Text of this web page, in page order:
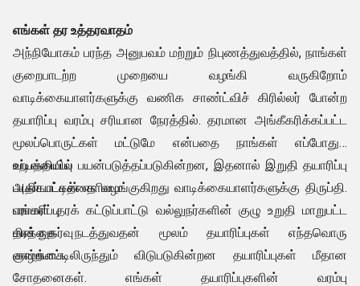
எங்கள் தர உத்தரவாதம்
அந்நியோகம் பரந்த அனுபவம் மற்றும் நிபுணத்துவத்தில், நாங்கள்
குறைபாடற்ற முறையை வழங்கி வருகிறோம்
வாடிக்கையாளர்களுக்கு வணிக சாண்ட்விச் கிரில்லர் போன்ற
தயாரிப்பு வரம்பு சரியான நேரத்தில். தரமான அங்கீகரிக்கப்பட்ட
மூலப்பொருட்கள் மட்டுமே என்பதை நாங்கள் எப்போதும்
உற்பத்தியில் பயன்படுத்தப்படுகின்றன, இதனால் இறுதி தயாரிப்பு
அதிகபட்சத்தை வழங்குகிறது வாடிக்கையாளர்களுக்கு திருப்தி.
எங்கள் தரக் கட்டுப்பாட்டு வல்லுநர்களின் குழு உறுதி மாறுபட்ட
தரத்தை நடத்துவதன் மூலம் தயாரிப்புகள் எந்தவொரு
குறைபாட்டிலிருந்தும் விடுபடுகின்றன தயாரிப்புகள் மீதான
சோதனைகள். எங்கள் தயாரிப்புகளின் வரம்பு
வடிவமைப்பு
பயன்பாட்டின் எளிமை
பராமரிப்பு
மின் நுகர்வு
வாழ்க்கை